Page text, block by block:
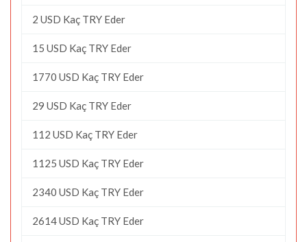
2 USD Kaç TRY Eder
15 USD Kaç TRY Eder
1770 USD Kaç TRY Eder
29 USD Kaç TRY Eder
112 USD Kaç TRY Eder
1125 USD Kaç TRY Eder
2340 USD Kaç TRY Eder
2614 USD Kaç TRY Eder